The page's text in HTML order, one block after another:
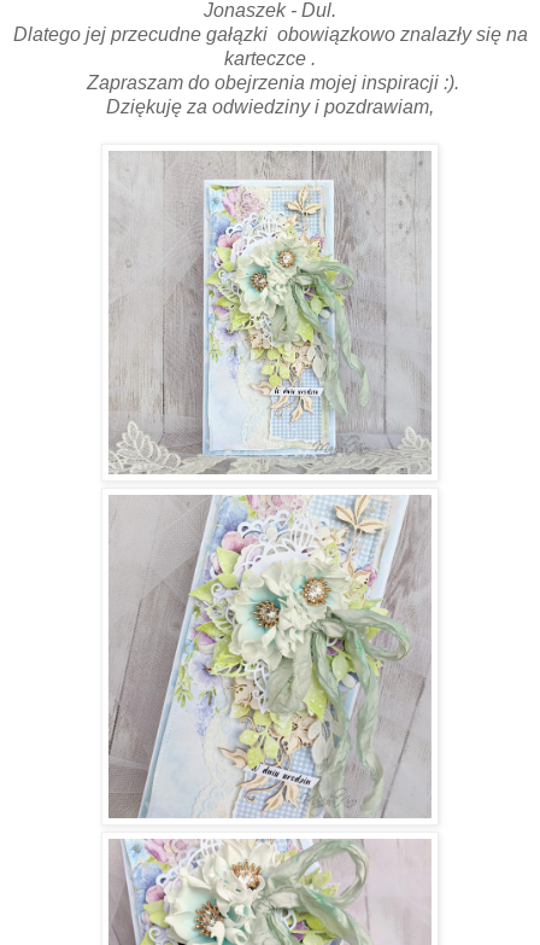
Jonaszek - Dul.
Dlatego jej przecudne gałązki obowiązkowo znalazły się na
karteczce .
Zapraszam do obejrzenia mojej inspiracji :).
Dziękuję za odwiedziny i pozdrawiam,